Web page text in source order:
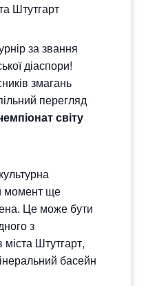
Штутгарт
за звання
діаспори!
змагань
перегляд
світу
момент ще
Це може бути
з
міста Штутгарт,
басейн